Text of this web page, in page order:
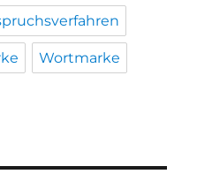
Wortmarke